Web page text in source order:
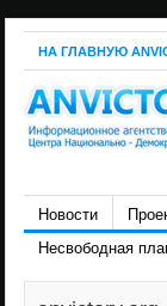
НА ГЛАВНУЮ
Новости
Несвободная